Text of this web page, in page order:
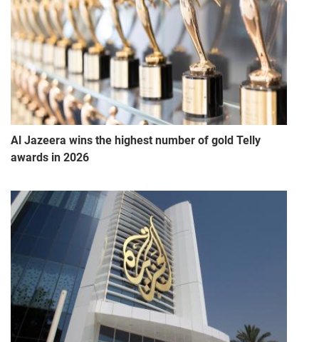
Al Jazeera wins the highest number of gold Telly
awards in 2026